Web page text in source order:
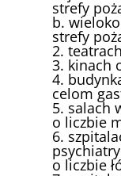
strefy
b.
strefy
2.
3. kinach
4.
celom
5. salach
o liczbie
6.
o liczbie